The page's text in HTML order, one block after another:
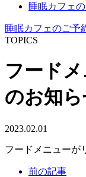
睡眠カフェ
睡眠カフェのご予
TOPICS
フード
のお知
2023.02.01
フードメニューが
前の記事